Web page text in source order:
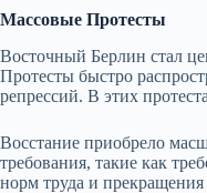
Массовые Протесты
Восточный Берлин стал
Протесты быстро
репрессий. В этих
Восстание приобрело
требования, такие как
норм труда и прекращения